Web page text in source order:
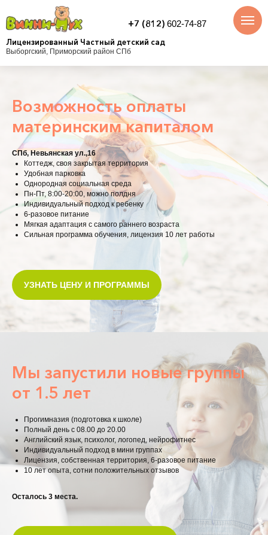
Лицензированный Частный детский сад
Выборгский, Приморский район СПб
+7 (812) 602-74-87
Возможность оплаты
материнским капиталом
СПб, Невьянская ул.,16
Коттедж, своя закрытая территория
Удобная парковка
Однородная социальная среда
Пн-Пт, 8:00-20:00, можно полдня
Индивидуальный подход к ребенку
6-разовое питание
Мягкая адаптация с самого раннего возраста
Сильная программа обучения, лицензия 10 лет работы
УЗНАТЬ ЦЕНУ И ПРОГРАММЫ
Мы запустили новые группы
от 1.5 лет
Прогимназия (подготовка к школе)
Полный день с 08.00 до 20.00
Английский язык, психолог, логопед, нейрофитнес
Индивидуальный подход в мини группах
Лицензия, собственная территория, 6-разовое питание
10 лет опыта, сотни положительных отзывов
Осталось 3 места.